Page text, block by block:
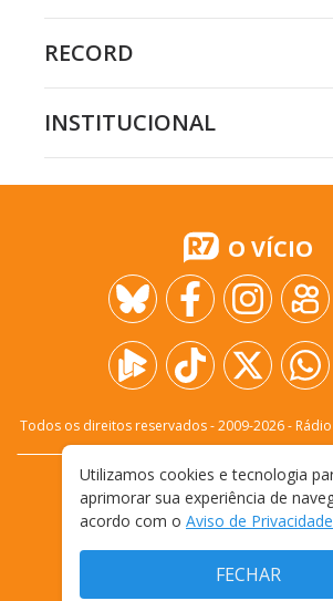
RECORD
INSTITUCIONAL
O VÍCIO
Todos os direitos reservados - 2009-2026- Rádio
FALE CONOSCO
TERMOS E CONDIÇÕES DE USO
Utilizamos cookies e tecnologia
aprimorar sua experiência de
acordo com o Aviso de Privacidade
FECHAR